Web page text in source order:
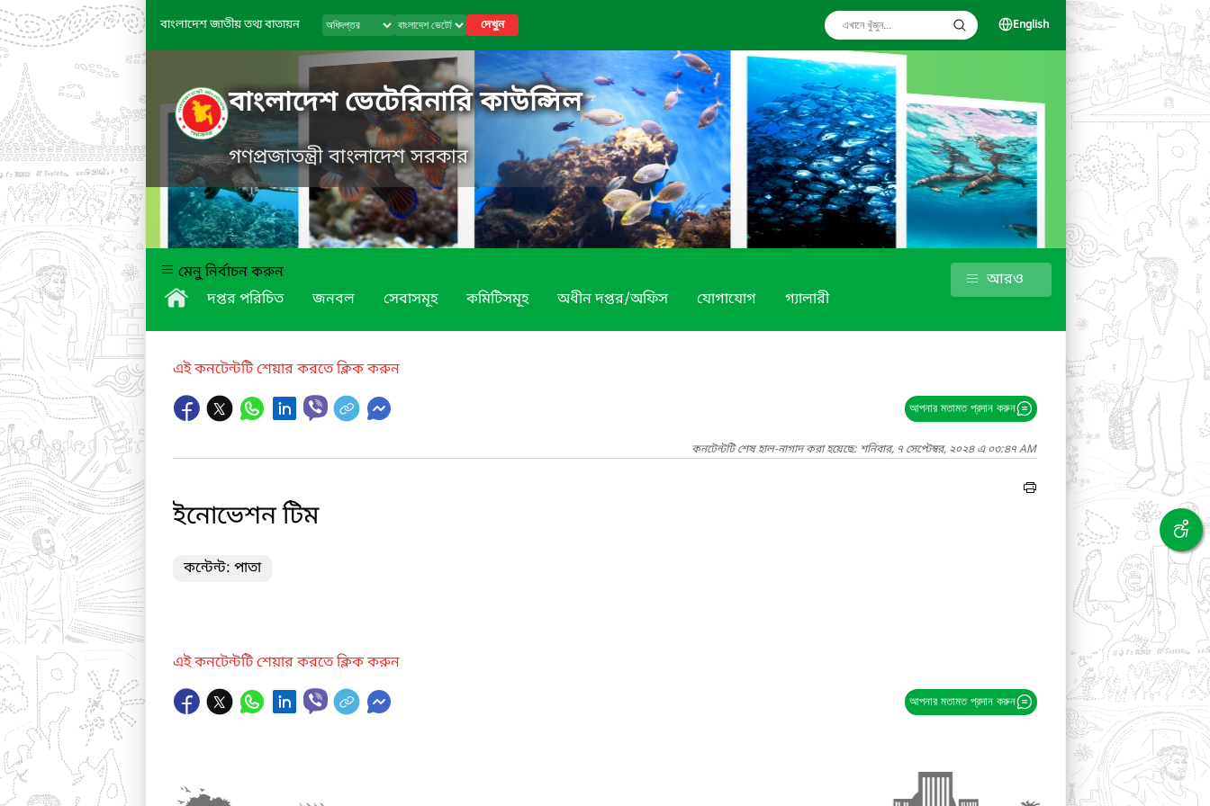
বাংলাদেশ জাতীয় তথ্য বাতায়ন দেখুন English
বাংলাদেশ ভেটেরিনারি কাউন্সিল
গণপ্রজাতন্ত্রী বাংলাদেশ সরকার
মেনু নির্বাচন করুন
দপ্তর পরিচিত
জনবল সেবাসমূহ কমিটিসমূহ অধীন দপ্তর/অফিস যোগাযোগ গ্যালারী
আরও
এই কনটেন্টটি শেয়ার করতে ক্লিক করুন
আপনার মতামত প্রদান করুন
কনটেন্টটি শেষ হাল-নাগাদ করা হয়েছে: শনিবার, ৭ সেপ্টেম্বর, ২০২৪ এ ০৩:৪৭ AM
ইনোভেশন টিম
কন্টেন্ট: পাতা
এই কনটেন্টটি শেয়ার করতে ক্লিক করুন
আপনার মতামত প্রদান করুন